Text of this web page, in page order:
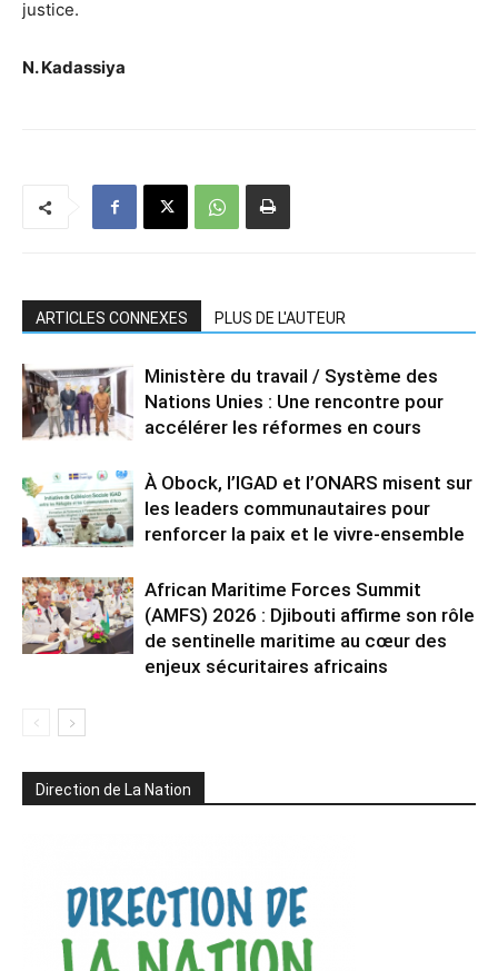
justice.
N. Kadassiya
ARTICLES CONNEXES PLUS DE L'AUTEUR
Ministère du travail / Système des
Nations Unies : Une rencontre pour
accélérer les réformes en cours
À Obock, l’IGAD et l’ONARS misent sur
les leaders communautaires pour
renforcer la paix et le vivre-ensemble
African Maritime Forces Summit
(AMFS) 2026 : Djibouti affirme son rôle
de sentinelle maritime au cœur des
enjeux sécuritaires africains
Direction de La Nation